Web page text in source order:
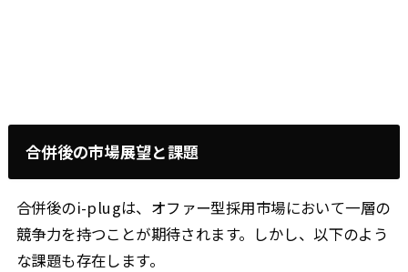
合併後の市場展望と課題
合併後のi-plugは、オファー型採用市場において一層の
競争力を持つことが期待されます。しかし、以下のよう
な課題も存在します。